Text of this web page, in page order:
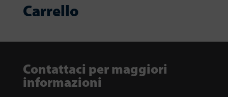
Carrello
Contattaci per maggiori
informazioni